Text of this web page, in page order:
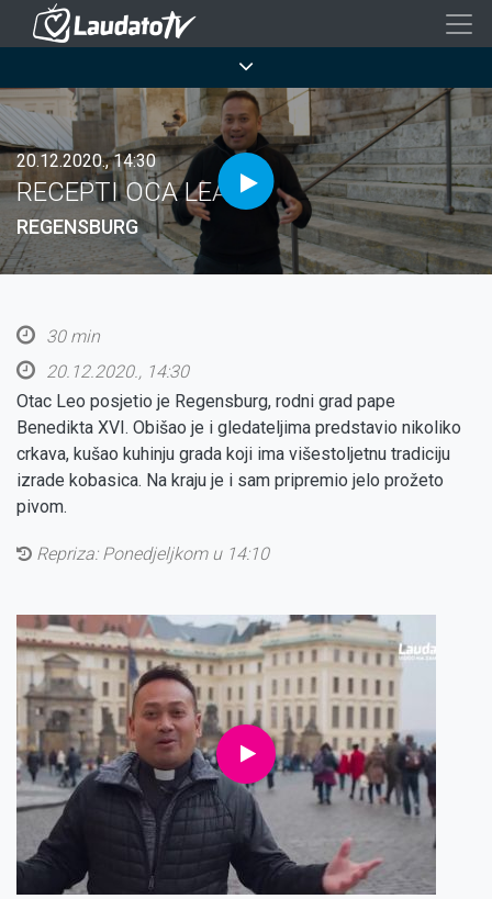
Skoči
sadržaj
20.12.2020., 14:30
RECEPTI OCA LEA
REGENSBURG
30 min
20.12.2020., 14:30
Otac Leo posjetio je Regensburg, rodni grad pape
Benedikta XVI. Obišao je i gledateljima predstavio nikoliko
crkava, kušao kuhinju grada koji ima višestoljetnu tradiciju
izrade kobasica. Na kraju je i sam pripremio jelo prožeto
pivom.
Repriza: Ponedjeljkom u 14:10